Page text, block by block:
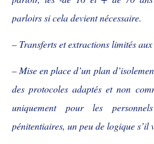
parloirs si cela devient nécessaire.
– Transferts et extractionslimités aux
– Mise en place d’un plan
des protocolesadaptés et non
uniquement pour les
pénitentiaires, un peu de logique s’il